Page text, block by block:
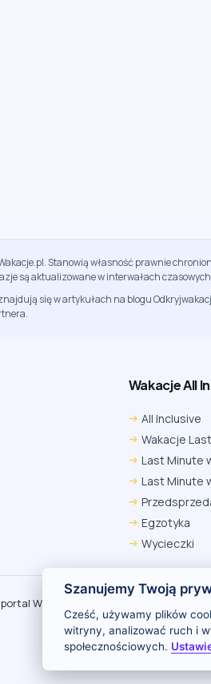
Stanowią własność prawnie
są aktualizowane w interwałach
się w artykułach na blogu
Wakacje All
All Inclusive
Wakacje
Last Minute
Last Minute
Egzotyka
Wycieczki
Wakacje.pl
Szanujemy Twoją
Cześć, używamy plików
witryny, analizować ruch i
społecznościowych.